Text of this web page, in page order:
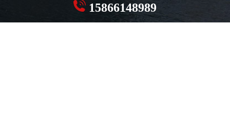
15866148989